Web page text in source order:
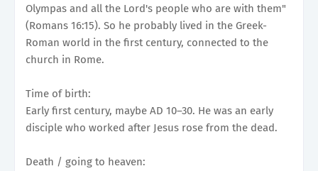
Olympas and all the Lord's people who are with them"
(Romans 16:15). So he probably lived in the Greek-
Roman world in the first century, connected to the
church in Rome.
Time of birth:
Early first century, maybe AD 10–30. He was an early
disciple who worked after Jesus rose from the dead.
Death / going to heaven: